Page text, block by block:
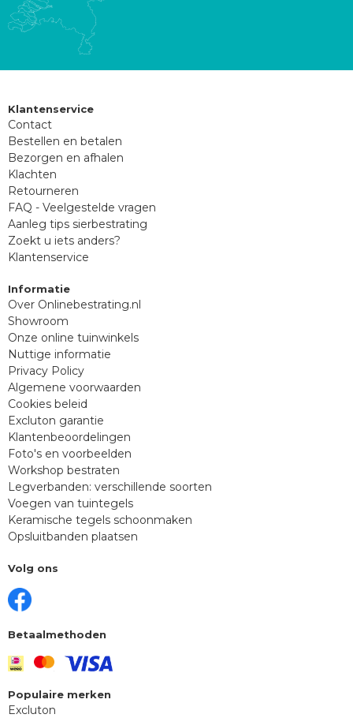
Klantenservice
Contact
Bestellen en betalen
Bezorgen en afhalen
Klachten
Retourneren
FAQ - Veelgestelde vragen
Aanleg tips sierbestrating
Zoekt u iets anders?
Klantenservice
Informatie
Over Onlinebestrating.nl
Showroom
Onze online tuinwinkels
Nuttige informatie
Privacy Policy
Algemene voorwaarden
Cookies beleid
Excluton garantie
Klantenbeoordelingen
Foto's en voorbeelden
Workshop bestraten
Legverbanden: verschillende soorten
Voegen van tuintegels
Keramische tegels schoonmaken
Opsluitbanden plaatsen
Volg ons
Betaalmethoden
Populaire merken
Excluton